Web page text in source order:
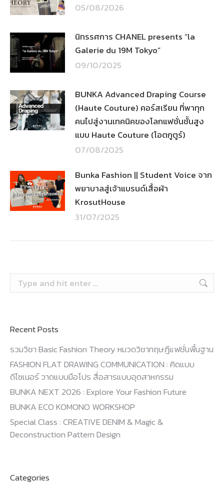
05/08/2026
นิทรรศการ CHANEL presents “la
Galerie du 19M Tokyo”
09/10/2025
BUNKA Advanced Draping Course
(Haute Couture) คอร์สเรียน ที่พาทุก
คนไปสู่งานเทคนิคของโลกแฟชั่นชั้นสูง
แบบ Haute Couture (โอตกูตูร์)
07/08/2025
Bunka Fashion || Student Voice จาก
พยาบาลสู่เจ้าแบรนด์เสื้อผ้า
KrosutHouse
31/07/2025
Search:
Recent Posts
รวมวิชา Basic Fashion Theory หมวดวิชาทฤษฎีแฟชั่นพื้นฐาน
FASHION FLAT DRAWING COMMUNICATION : คิดแบบ
ดีไซเนอร์ วาดแบบมือโปร สื่อสารแบบอุตสาหกรรม
BUNKA NEXT 2026 : Explore Your Fashion Future
BUNKA ECO KOMONO WORKSHOP
Special Class : CREATIVE DENIM & Magic &
Deconstruction Pattern Design
Categories